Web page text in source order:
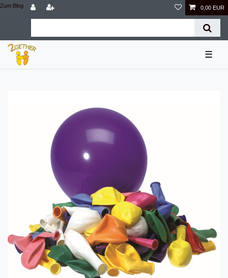
Zum Blog 0,00 EUR
☰